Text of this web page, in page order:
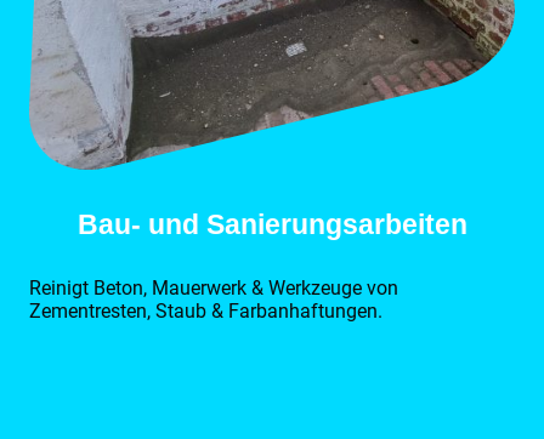
Bau- und Sanierungsarbeiten
Reinigt Beton, Mauerwerk & Werkzeuge von
Zementresten, Staub & Farbanhaftungen.